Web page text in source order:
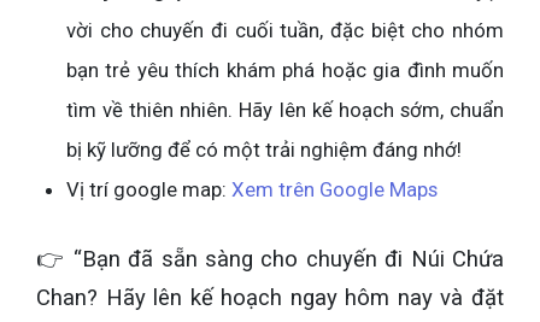
vời cho chuyến đi cuối tuần, đặc biệt cho nhóm
bạn trẻ yêu thích khám phá hoặc gia đình muốn
tìm về thiên nhiên. Hãy lên kế hoạch sớm, chuẩn
bị kỹ lưỡng để có một trải nghiệm đáng nhớ!
Vị trí google map: Xem trên Google Maps
👉 “Bạn đã sẵn sàng cho chuyến đi Núi Chứa
Chan? Hãy lên kế hoạch ngay hôm nay và đặt